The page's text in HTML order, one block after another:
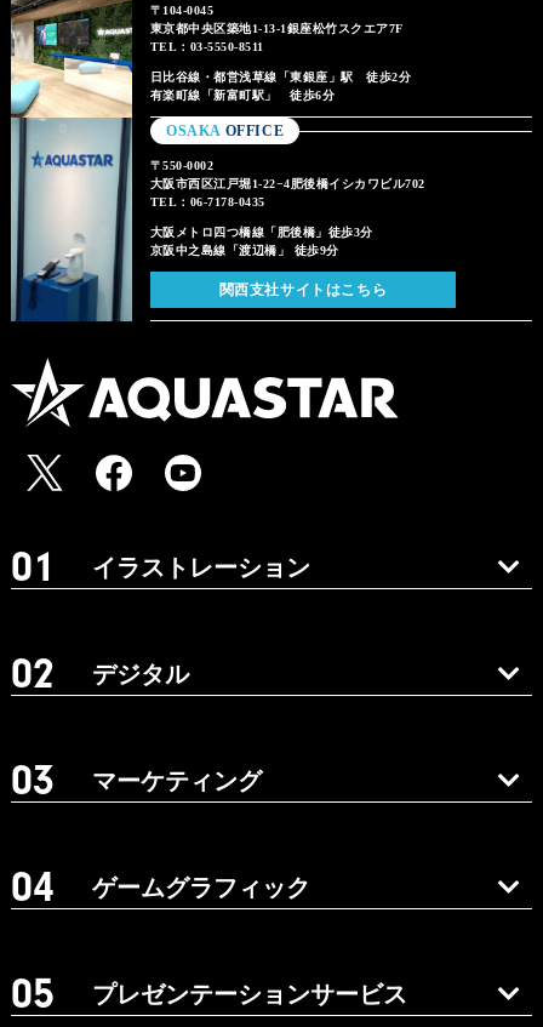
〒104-0045
東京都中央区築地1-13-1銀座松竹スクエア7F
TEL：03-5550-8511
日比谷線・都営浅草線「東銀座」駅 徒歩2分
有楽町線「新富町駅」 徒歩6分
OSAKA OFFICE
〒550-0002
大阪市西区江戸堀1-22−4肥後橋イシカワビル702
TEL：06-7178-0435
大阪メトロ四つ橋線「肥後橋」徒歩3分
京阪中之島線「渡辺橋」 徒歩9分
関西支社サイトはこちら
イラストレーション
デジタル
マーケティング
ゲームグラフィック
プレゼンテーションサービス